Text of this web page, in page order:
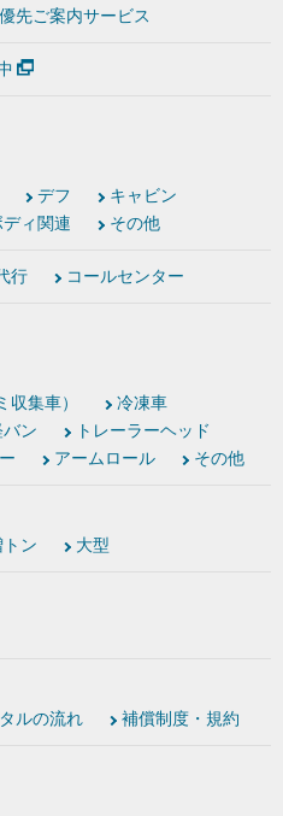
先ご案内サービス
デフ
キャビン
ディ関連 その他
行 コールセンター
集車）
冷凍車
バン
トレーラーヘッド
アームロール その他
トン 大型
ルの流れ 補償制度・規約